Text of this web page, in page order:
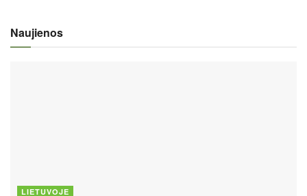
Naujienos
LIETUVOJE